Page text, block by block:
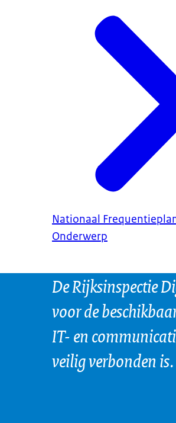
Nationaal
Onderwerp
De Rijksinspectie
voor de
IT- en
veilig verbonden is.